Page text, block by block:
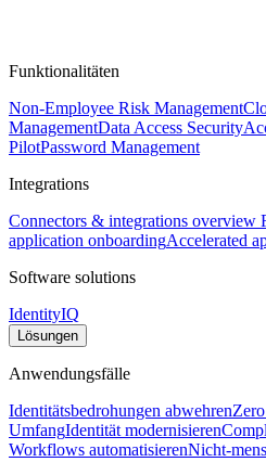
Funktionalitäten
Non-Employee Risk Management
ManagementData Access Security
PilotPassword Management
Integrations
Connectors & integrations overview
application onboardingAccelerated
Software solutions
IdentityIQ
Lösungen
Anwendungsfälle
Identitätsbedrohungen abwehren
UmfangIdentität modernisieren
Workflows automatisierenNicht-